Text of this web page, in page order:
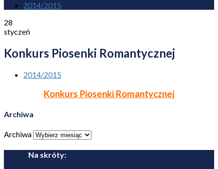
2014/2015
28
styczeń
Konkurs Piosenki Romantycznej
2014/2015
Konkurs Piosenki Romantycznej
Archiwa
Archiwa
Na skróty: